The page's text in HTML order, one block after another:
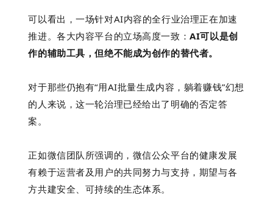
可以看出，一场针对AI内容的全行业治理正在加速
推进。各大内容平台的立场高度一致：AI可以是创
作的辅助工具，但绝不能成为创作的替代者。
对于那些仍抱有“用AI批量生成内容，躺着赚钱”幻想
的人来说，这一轮治理已经给出了明确的否定答
案。
正如微信团队所强调的，微信公众平台的健康发展
有赖于运营者及用户的共同努力与支持，期望与各
方共建安全、可持续的生态体系。